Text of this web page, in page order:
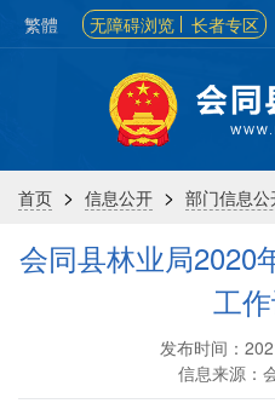
繁體 无障碍浏览 长者专区
首页 > 信息公开 > 部门信息
会同县林业局2020
工
发布时间：
信息来源：